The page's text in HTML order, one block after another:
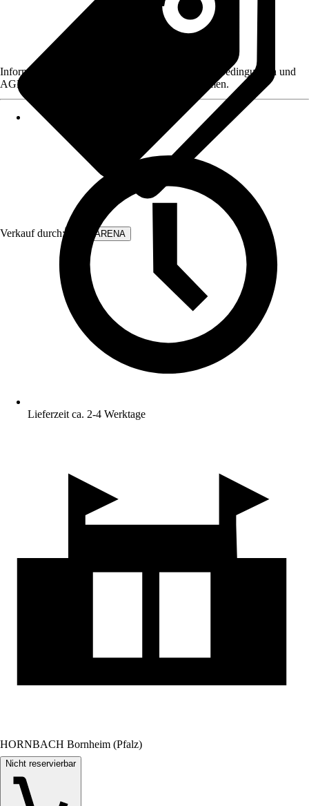
Verkauf durch: WALLARENA
Informationen des Verkäufers, wie z. B. Rückgabebedingungen und
AGB, finden Sie bei Klick auf den Verkäufernamen.
Lieferzeit ca. 2-4 Werktage
HORNBACH Bornheim (Pfalz)
Nicht reservierbar